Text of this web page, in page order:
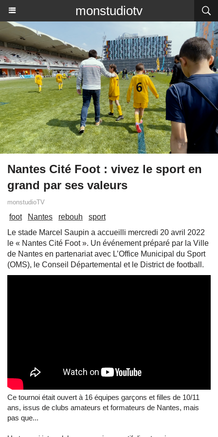
monstudiotv
Nantes Cité Foot : vivez le sport en
grand par ses valeurs
monstudioTV
foot Nantes rebouh
sport
Le stade Marcel Saupin a accueilli mercredi 20 avril 2022
le « Nantes Cité Foot ». Un événement préparé par la Ville
de Nantes en partenariat avec L’Office Municipal du Sport
(OMS), le Conseil Départemental et le District de football.
Ce tournoi était ouvert à 16 équipes garçons et filles de 10/11
ans, issus de clubs amateurs et formateurs de Nantes, mais
pas que...